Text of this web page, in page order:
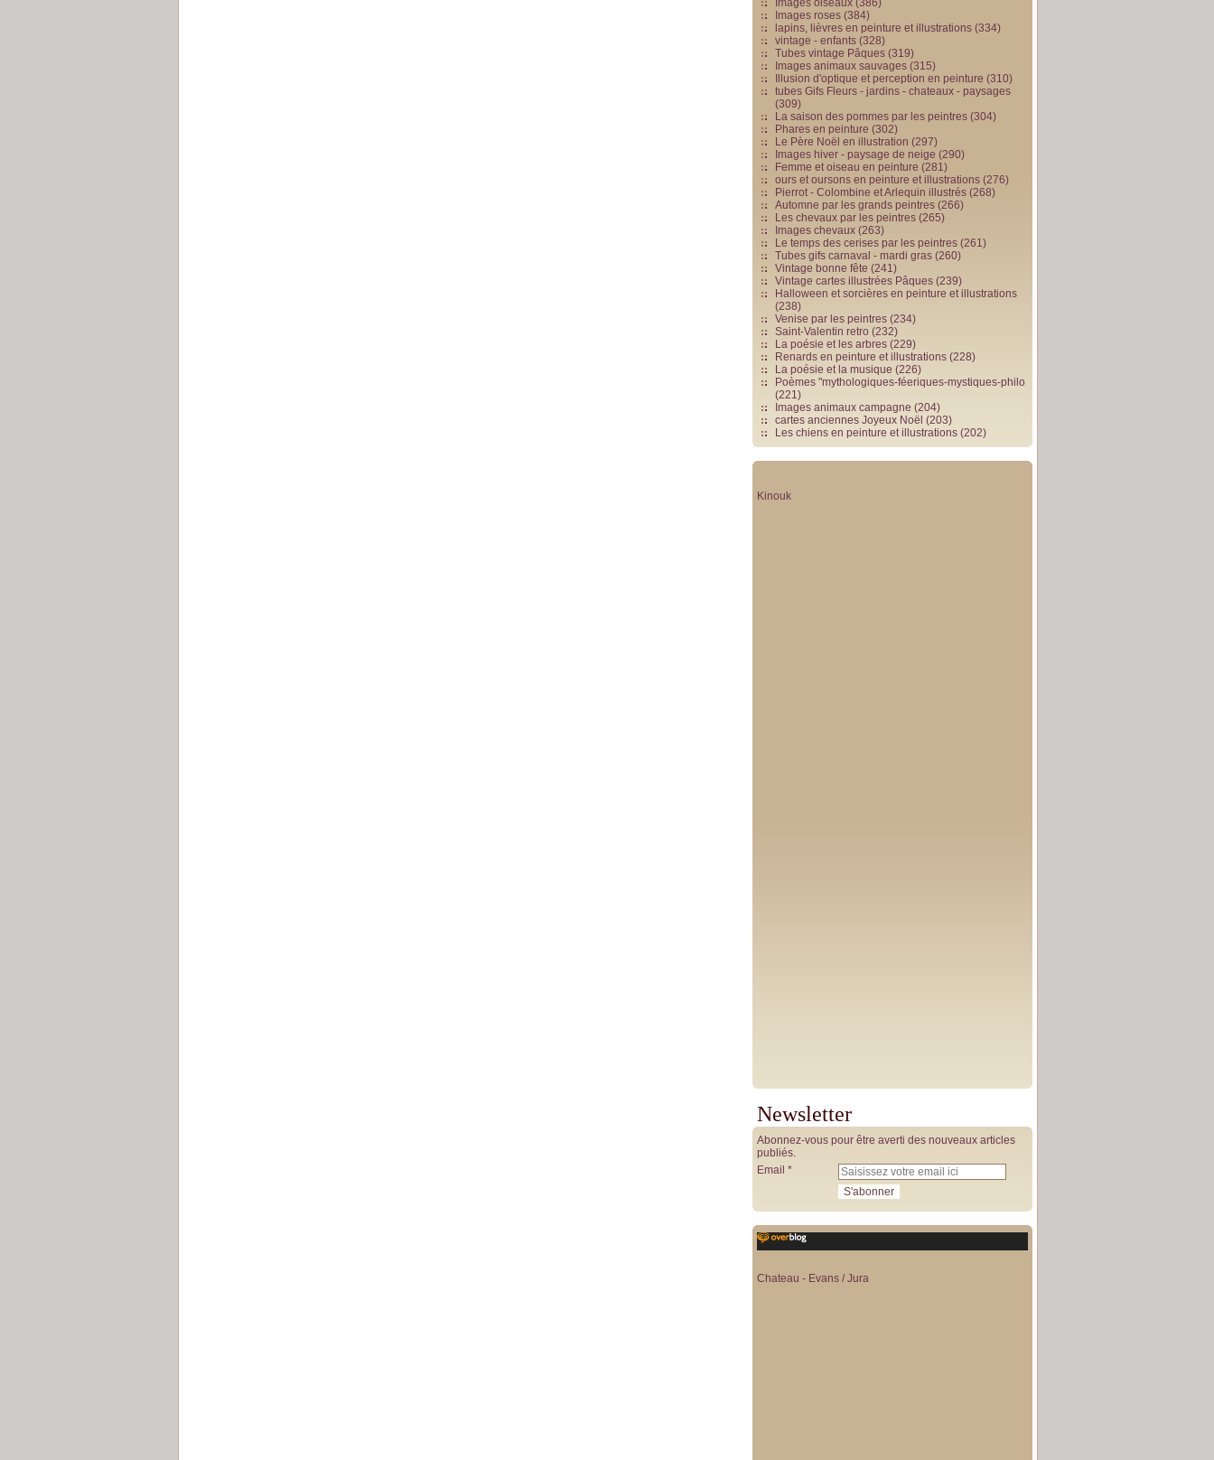
Images oiseaux (386)
Images roses (384)
lapins, lièvres en peinture et illustrations (334)
vintage - enfants (328)
Tubes vintage Pâques (319)
Images animaux sauvages (315)
Illusion d'optique et perception en peinture (310)
tubes Gifs Fleurs - jardins - chateaux - paysages
(309)
La saison des pommes par les peintres (304)
Phares en peinture (302)
Le Père Noël en illustration (297)
Images hiver - paysage de neige (290)
Femme et oiseau en peinture (281)
ours et oursons en peinture et illustrations (276)
Pierrot - Colombine et Arlequin illustrés (268)
Automne par les grands peintres (266)
Les chevaux par les peintres (265)
Images chevaux (263)
Le temps des cerises par les peintres (261)
Tubes gifs carnaval - mardi gras (260)
Vintage bonne fête (241)
Vintage cartes illustrées Pâques (239)
Halloween et sorcières en peinture et illustrations
(238)
Venise par les peintres (234)
Saint-Valentin retro (232)
La poésie et les arbres (229)
Renards en peinture et illustrations (228)
La poésie et la musique (226)
Poèmes "mythologiques-féeriques-mystiques-philo
(221)
Images animaux campagne (204)
cartes anciennes Joyeux Noël (203)
Les chiens en peinture et illustrations (202)
Kinouk
Newsletter
Abonnez-vous pour être averti des nouveaux articles
publiés.
Email
Chateau - Evans / Jura